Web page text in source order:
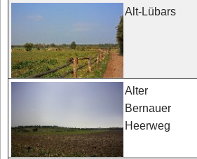
Alt-Lübars
Alter
Bernauer
Heerweg